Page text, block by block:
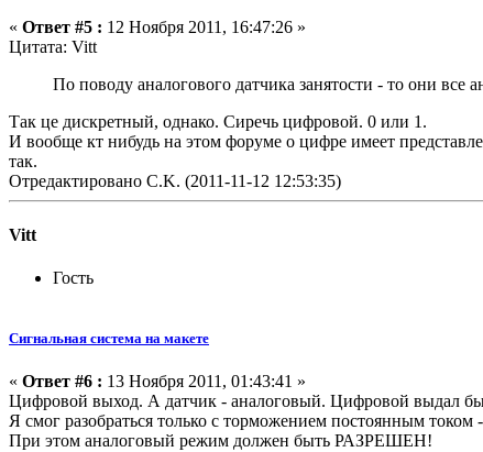
« Ответ #5 : 12 Ноября 2011, 16:47:26 »
Цитата: Vitt
По поводу аналогового датчика занятости - то они все
Так це дискретный, однако. Сиречь цифровой. 0 или 1.
И вообще кт нибудь на этом форуме о цифре имеет
так.
Отредактировано C.K. (2011-11-12 12:53:35)
Vitt
Гость
Сигнальная система на макете
« Ответ #6 : 13 Ноября 2011, 01:43:41 »
Цифровой выход. А датчик - аналоговый. Цифровой выдал бы
Я смог разобраться только с торможением постоянным
При этом аналоговый режим должен быть РАЗРЕШЕН!